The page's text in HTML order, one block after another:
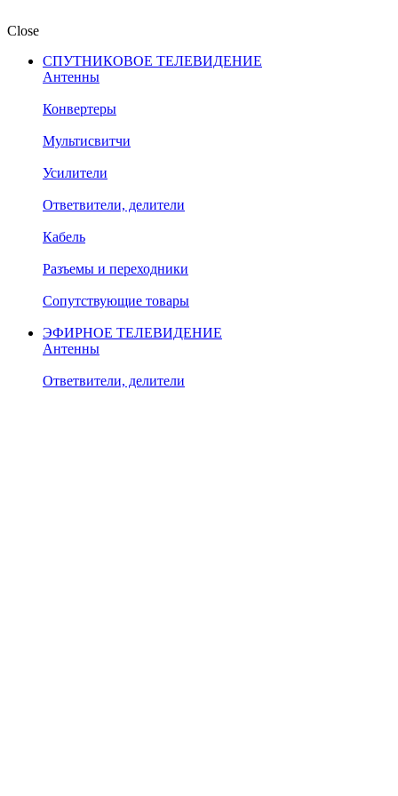
Close
СПУТНИКОВОЕ ТЕЛЕВИДЕНИЕ
Антенны
Конвертеры
Мультисвитчи
Усилители
Ответвители, делители
Кабель
Разъемы и переходники
Сопутствующие товары
ЭФИРНОЕ ТЕЛЕВИДЕНИЕ
Антенны
Ответвители, делители